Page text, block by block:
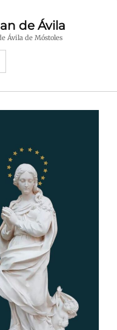
de Ávila
Ávila de Móstoles